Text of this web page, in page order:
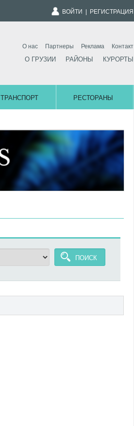
ВОЙТИ РЕГИСТРАЦИЯ
О нас Партнеры Реклама Контакт
О ГРУЗИИ РАЙОНЫ КУРОРТЫ
ТРАНСПОРТ РЕСТОРАНЫ
ПОИСК